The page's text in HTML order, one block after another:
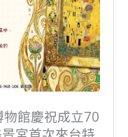
館慶祝成立70